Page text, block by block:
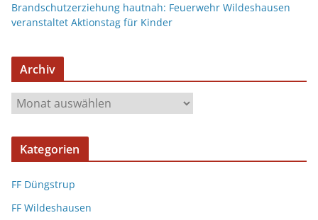
Brandschutzerziehung hautnah: Feuerwehr Wildeshausen
veranstaltet Aktionstag für Kinder
Archiv
Kategorien
FF Düngstrup
FF Wildeshausen